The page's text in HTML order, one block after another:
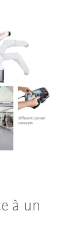
à un